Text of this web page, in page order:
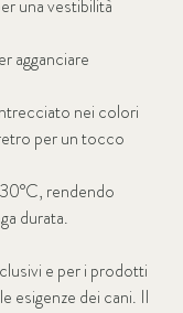
una vestibilità
agganciare
nei colori
per un tocco
rendendo
durata.
e per i prodotti
esigenze dei cani. Il